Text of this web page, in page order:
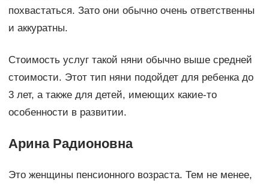
похвастаться. Зато они обычно очень ответственны
и аккуратны.
Стоимость услуг такой няни обычно выше средней
стоимости. Этот тип няни подойдет для ребенка до
3 лет, а также для детей, имеющих какие-то
особенности в развитии.
Арина Радионовна
Это женщины пенсионного возраста. Тем не менее,